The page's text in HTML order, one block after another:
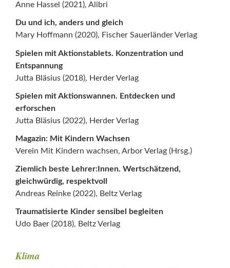
Anne Hassel (2021), Alibri
Du und ich, anders und gleich
Mary Hoffmann (2020), Fischer Sauerländer Verlag
Spielen mit Aktionstablets. Konzentration und
Entspannung
Jutta Bläsius (2018), Herder Verlag
Spielen mit Aktionswannen. Entdecken und
erforschen
Jutta Bläsius (2022), Herder Verlag
Magazin: Mit Kindern Wachsen
Verein Mit Kindern wachsen, Arbor Verlag (Hrsg.)
Ziemlich beste Lehrer:Innen. Wertschätzend,
gleichwürdig, respektvoll
Andreas Reinke (2022), Beltz Verlag
Traumatisierte Kinder sensibel begleiten
Udo Baer (2018), Beltz Verlag
Klima